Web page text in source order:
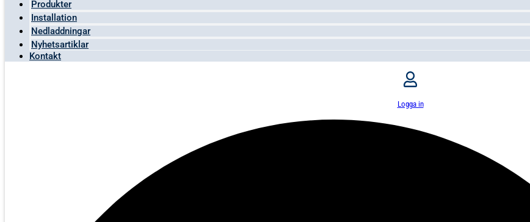
Produkter
Installation
Nedladdningar
Nyhetsartiklar
Kontakt
Logga in